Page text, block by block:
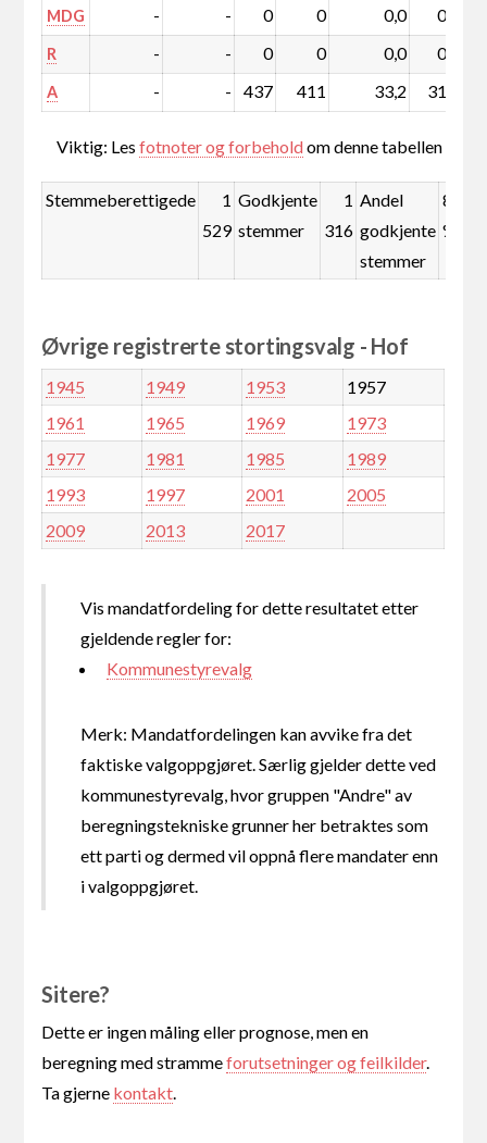
MDG - - 0 0 0,0 0,0
R - - 0 0 0,0 0,0
A - - 437 411 33,2 31,3
Viktig: Lesfotnoter og forbeholdom denne tabellen
Stemmeberettigede
1
529
Godkjente
stemmer
1
316
Andel
godkjente
stemmer
86,1
%
Øvrige registrerte stortingsvalg - Hof
1945 1949 1953
1957
1961
1965 1969
1973
1977
1981 1985
1989
1993
1997 2001
2005
2009
2013 2017
Vis mandatfordeling for dette resultatet etter
gjeldende regler for:
Kommunestyrevalg
Merk: Mandatfordelingen kan avvike fra det
faktiske valgoppgjøret. Særlig gjelder dette ved
kommunestyrevalg, hvor gruppen "Andre" av
beregningstekniske grunner her betraktes som
ett parti og dermed vil oppnå flere mandater enn
i valgoppgjøret.
Sitere?
Dette er ingen måling eller prognose, men en
beregning med strammeforutsetninger og feilkilder.
Ta gjerne kontakt.